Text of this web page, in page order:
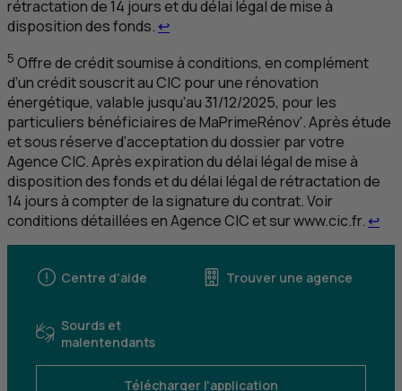
rétractation de 14 jours et du délai légal de mise à
disposition des fonds. ↩Retour au renvoi 4
5 Offre de crédit soumise à conditions, en complément
d’un crédit souscrit auCIC pour une rénovation
énergétique, valable jusqu’au 31/12/2025, pour les
particuliers bénéficiaires de MaPrimeRénov'. Après étude
et sous réserve d’acceptation du dossier par votre
AgenceCIC. Après expiration du délai légal de mise à
disposition des fonds et du délai légal de rétractation de
14 jours à compter de la signature du contrat. Voir
conditions détaillées en AgenceCICet sur www.cic.fr. ↩
Centre d'aide Trouver une agence
Sourds et
malentendants
Télécharger l'application